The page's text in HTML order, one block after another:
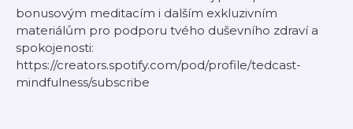
bonusovým meditacím i dalším exkluzivním
materiálům pro podporu tvého duševního zdraví a
spokojenosti:
https://creators.spotify.com/pod/profile/tedcast-
mindfulness/subscribe